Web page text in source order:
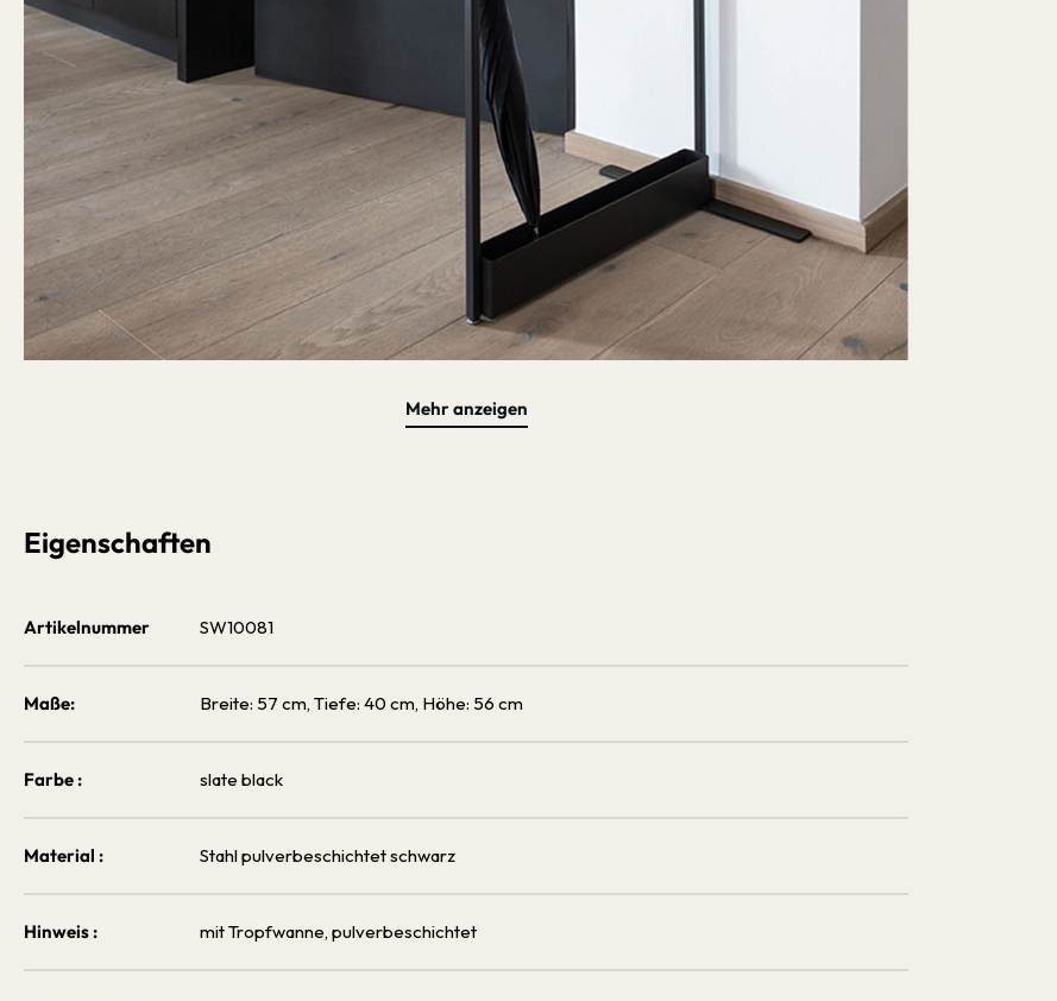
Mehr anzeigen
Eigenschaften
Artikelnummer SW10081
Maße: Breite: 57 cm, Tiefe: 40 cm, Höhe: 56 cm
Farbe : slate black
Material : Stahl pulverbeschichtet schwarz
Hinweis : mit Tropfwanne, pulverbeschichtet